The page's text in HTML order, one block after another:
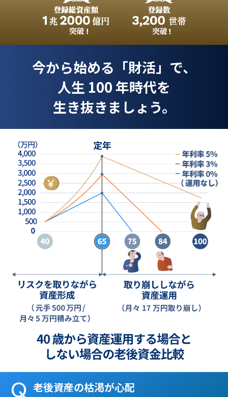
今から始める「財活」で、
人生 100 年時代を
生き抜きましょう。
老後資産の枯渇が心配
相続税対策が不安
分割が困難な資産のお悩み
財産処理の適正時期とは